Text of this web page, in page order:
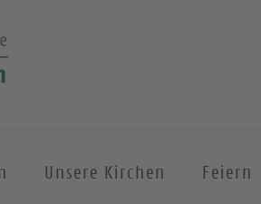
Unsere Kirchen Feiern